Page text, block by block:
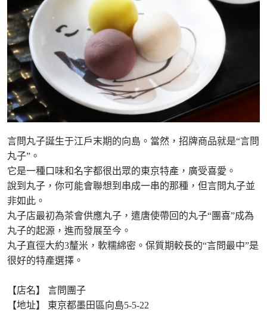
言問丸子誕生于江戶末期的向島。當然，招牌商品就是“言問
丸子”。
它是一種口味和名字都很出眾的東京特產，廣受喜愛。
說到丸子，你可能會聯想到串成一串的那種，但言問丸子並
非如此。
丸子店最初為茶會供應丸子，遣唐使帶回的丸子“團喜”成為
丸子的起源，進而發展至今。
丸子直徑大約3釐米，軟糯綿密。保質期較長的“言問最中”是
很好的特產選擇。
【店名】 言問團子
【地址】 東京都墨田區向島5-5-22